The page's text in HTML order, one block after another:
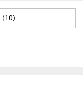
(10)